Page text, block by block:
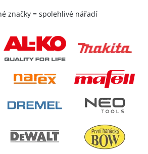
Výroba klíčů
značky = spolehlivé nářadí